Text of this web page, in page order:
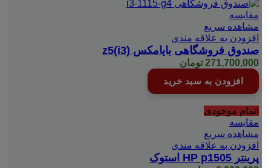
مقایسه
مشاهده سریع
افزودن به علاقه مندی
صندوق فروشگاهی بایامکس z5(i3)
271,700,000 تومان
افزودن به سبد خرید
اتمام موجودی
مقایسه
مشاهده سریع
افزودن به علاقه مندی
پرینتر HP p1505 استوک